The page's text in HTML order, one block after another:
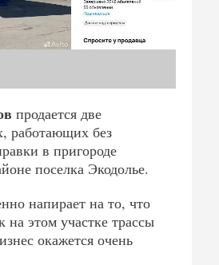
продается две
работающих без
в пригороде
поселка Экодолье.
напирает на то, что
на этом участке трассы
окажется очень